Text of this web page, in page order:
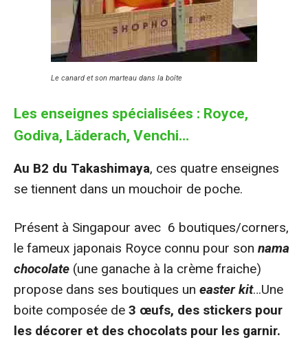
Le canard et son marteau dans la boîte
Les enseignes spécialisées : Royce,
Godiva, Läderach, Venchi…
Au B2 du Takashimaya, ces quatre enseignes
se tiennent dans un mouchoir de poche.
Présent à Singapour avec 6 boutiques/corners,
le fameux japonais Royce connu pour son nama
chocolate (une ganache à la crème fraiche)
propose dans ses boutiques un easter kit…Une
boite composée de 3 œufs, des stickers pour
les décorer et des chocolats pour les garnir.